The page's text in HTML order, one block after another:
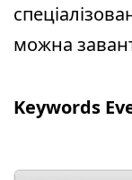
можна
Keywords